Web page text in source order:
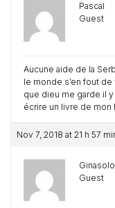
Pascal
Guest
Aucune aide de la
le monde s’en fout
que dieu me garde il
écrire un livre de mon
Nov 7, 2018 at 21 h 57
Ginasolo
Guest